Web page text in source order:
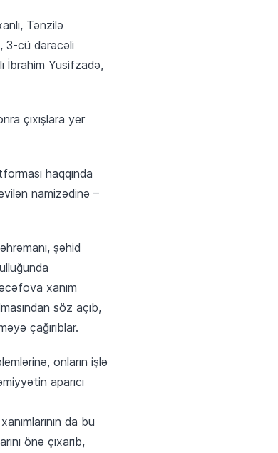
Tənzilə
3-cü dərəcəli
İbrahim Yusifzadə,
çıxışlara yer
haqqında
namizədinə –
şəhid
xanım
söz açıb,
çağırıblar.
onların işlə
aparıcı
da bu
önə çıxarıb,